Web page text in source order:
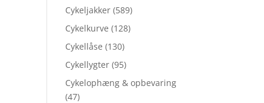
Cykeljakker (589)
Cykelkurve (128)
Cykellåse (130)
Cykellygter (95)
Cykelophæng & opbevaring
(47)